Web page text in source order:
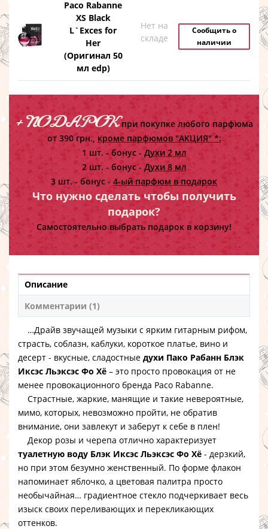
Paco Rabanne
XS Black
L`Exces for
Her
(Оригинал 50
мл edp)
Нет на
складе
Сообщить о
наличии
+ ПОДАРОКпри покупке любого парфюма
от 390 грн., кроме парфюмов "АКЦИЯ" *:
1 шт. - бонус - Духи 2 мл
2 шт. - бонус -Духи 8 мл
3 шт. - бонус - 4-ый парфюм в подарок
Что нужно сделать чтобы получить
подарок?
Самостоятельно выбрать подарок в корзину!
Описание
Комментарии (1)
…Драйв звучащей музыки с ярким гитарным рифом,
страсть, соблазн, каблуки, короткое платье, вино и
десерт - вкусные, сладостные духи Пако Рабанн Блэк
Иксэс Льэксэс Фо Хё – это просто провокация от не
менее провокационного бренда Paco Rabanne.
Страстные, жаркие, манящие и такие невероятные,
мимо, которых, невозможно пройти, не обратив
внимание, они завлекут и заберут к себе в плен!
Декор розы и черепа отлично характеризует
туалетную воду Блэк Иксэс Льэксэс Фо Хё - дерзкий,
но при этом безумно женственный. По форме флакон
напоминает яблочко, а цветовая палитра просто
необычайная… градиентное стекло подчеркивает весь
изыск своих переливающих и перекликающих
оттенков.